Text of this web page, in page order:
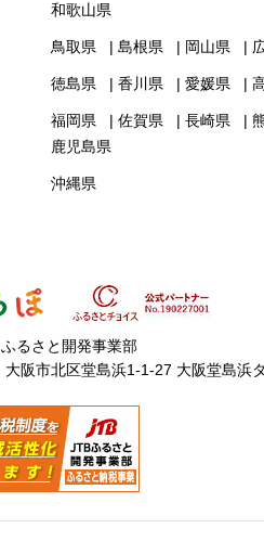
和歌山県
鳥取県 島根県 岡山県
徳島県 香川県 愛媛県
福岡県 佐賀県 長崎県
鹿児島県
沖縄県
るさと開発事業部
阪市北区堂島浜1-1-27 大阪堂島浜